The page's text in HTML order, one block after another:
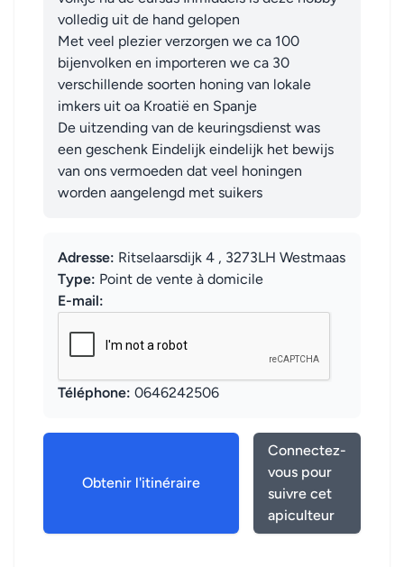
volledig uit de hand gelopen
Met veel plezier verzorgen we ca 100
bijenvolken en importeren we ca 30
verschillende soorten honing van lokale
imkers uit oa Kroatië en Spanje
De uitzending van de keuringsdienst was
een geschenk Eindelijk eindelijk het bewijs
van ons vermoeden dat veel honingen
worden aangelengd met suikers
Adresse: Ritselaarsdijk 4 , 3273LH Westmaas
Type: Point de vente à domicile
E-mail:
Téléphone: 0646242506
Obtenir l'itinéraire
Connectez-
vous pour
suivre cet
apiculteur